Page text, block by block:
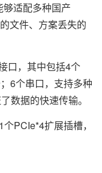
适配多种国产
文件、方案丢失的
，其中包括4个
6个串口，支持多种
数据的快速传输。
PCIe*4扩展插槽，